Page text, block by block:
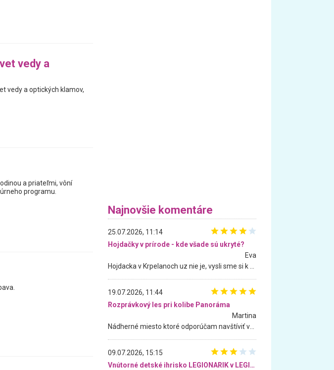
vedy a
vedy a optických klamov,
a priateľmi, vôní
programu.
Najnovšie komentáre
25.07.2026, 11:14
Hojdačky v prírode - kde všade sú ukryté?
Eva
19.07.2026, 11:44
Rozprávkový les pri kolibe Panoráma
Martina
09.07.2026, 15:15
Vnútorné detské ihrisko LEGIONARIK v LEGIA Fitness